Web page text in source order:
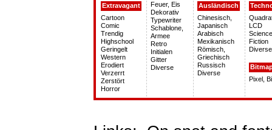
Extravagant
Cartoon
Comic
Trendig
Highschool
Geringelt
Western
Erodiert
Verzerrt
Zerstört
Horror
Feuer, Eis
Dekorativ
Typewriter
Schablone,
Armee
Retro
Initialen
Gitter
Diverse
Ausländisch
Chinesisch,
Japanisch
Arabisch
Mexikanisch
Römisch,
Griechisch
Russisch
Diverse
LCD
Fiction
Diverse
Pixel,